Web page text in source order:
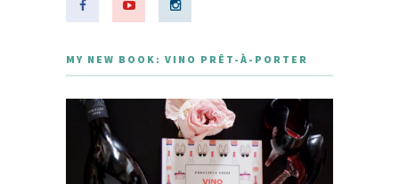
MY NEW BOOK: VINO PRÊT-À-PORTER